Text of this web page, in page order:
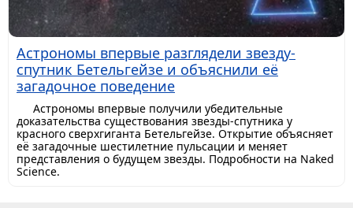
Астрономы впервые разглядели звезду-
спутник Бетельгейзе и объяснили её
загадочное поведение
Астрономы впервые получили убедительные
доказательства существования звезды-спутника у
красного сверхгиганта Бетельгейзе. Открытие объясняет
её загадочные шестилетние пульсации и меняет
представления о будущем звезды. Подробности на Naked
Science.